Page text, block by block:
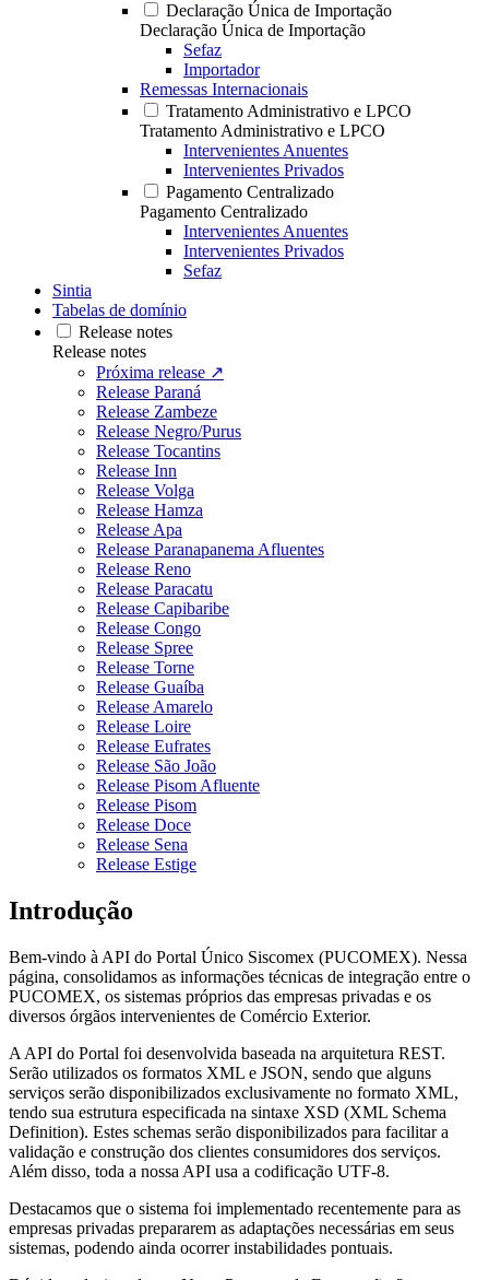
Declaração Única de Importação
Declaração Única de Importação
Sefaz
Importador
Remessas Internacionais
Tratamento Administrativo e LPCO
Tratamento Administrativo e LPCO
Intervenientes Anuentes
Intervenientes Privados
Pagamento Centralizado
Pagamento Centralizado
Intervenientes Anuentes
Intervenientes Privados
Sefaz
Sintia
Tabelas de domínio
Release notes
Release notes
Próxima release ↗
Release Paraná
Release Zambeze
Release Negro/Purus
Release Tocantins
Release Inn
Release Volga
Release Hamza
Release Apa
Release Paranapanema Afluentes
Release Reno
Release Paracatu
Release Capibaribe
Release Congo
Release Spree
Release Torne
Release Guaíba
Release Amarelo
Release Loire
Release Eufrates
Release São João
Release Pisom Afluente
Release Pisom
Release Doce
Release Sena
Release Estige
Introdução
Bem-vindo à API do Portal Único Siscomex (PUCOMEX). Nessa
página, consolidamos as informações técnicas de integração entre o
PUCOMEX, os sistemas próprios das empresas privadas e os
diversos órgãos intervenientes de Comércio Exterior.
A API do Portal foi desenvolvida baseada na arquitetura REST.
Serão utilizados os formatos XML e JSON, sendo que alguns
serviços serão disponibilizados exclusivamente no formato XML,
tendo sua estrutura especificada na sintaxe XSD (XML Schema
Definition). Estes schemas serão disponibilizados para facilitar a
validação e construção dos clientes consumidores dos serviços.
Além disso, toda a nossa API usa a codificação UTF-8.
Destacamos que o sistema foi implementado recentemente para as
empresas privadas prepararem as adaptações necessárias em seus
sistemas, podendo ainda ocorrer instabilidades pontuais.